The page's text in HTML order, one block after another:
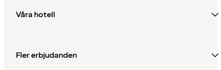
Våra hotell
Fler erbjudanden